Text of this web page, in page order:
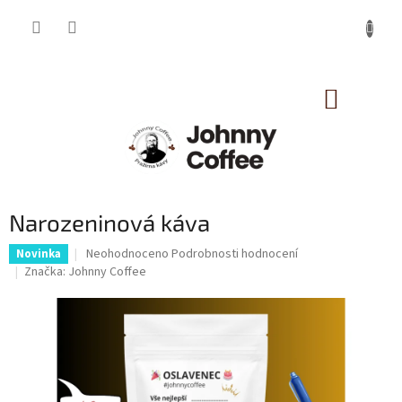
Narozeninová káva
Novinka
Průměrné
hodnocení
je
hvězdiček.
Neohodnoceno Podrobnosti hodnocení
Značka: Johnny Coffee